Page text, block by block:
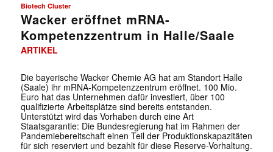
Biotech Cluster
Wacker eröffnet mRNA-
Kompetenzzentrum in Halle/Saale
ARTIKEL
Die bayerische Wacker Chemie AG hat am Standort Halle
(Saale) ihr mRNA-Kompetenzzentrum eröffnet. 100 Mio.
Euro hat das Unternehmen dafür investiert, über 100
qualifizierte Arbeitsplätze sind bereits entstanden.
Unterstützt wird das Vorhaben durch eine Art
Staatsgarantie: Die Bundesregierung hat im Rahmen der
Pandemiebereitschaft einen Teil der Produktionskapazitäten
für sich reserviert und bezahlt für diese Reserve-Vorhaltung.